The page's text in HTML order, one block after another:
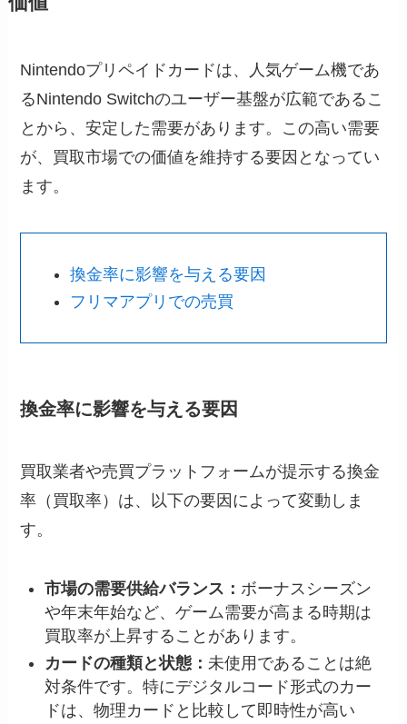
Nintendoプリペイドカードは、人気ゲーム機であ
るNintendo Switchのユーザー基盤が広範であるこ
とから、安定した需要があります。この高い需要
が、買取市場での価値を維持する要因となってい
ます。
換金率に影響を与える要因
フリマアプリでの売買
換金率に影響を与える要因
買取業者や売買プラットフォームが提示する換金
率（買取率）は、以下の要因によって変動しま
す。
市場の需要供給バランス： ボーナスシーズン
や年末年始など、ゲーム需要が高まる時期は
買取率が上昇することがあります。
カードの種類と状態：未使用であることは絶
対条件です。特にデジタルコード形式のカー
ドは、物理カードと比較して即時性が高い